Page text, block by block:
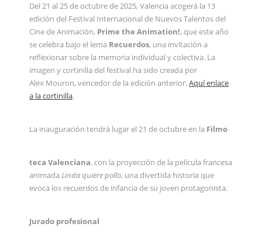
Del 21 al 25 de octubre de 2025, Valencia acogerá la 13
edición del Festival Internacional de Nuevos Talentos del
Cine de Animación, Prime the Animation!, que este año
se celebra bajo el lema Recuerdos, una invitación a
reflexionar sobre la memoria individual y colectiva. La
imagen y cortinilla del festival ha sido creada por
Alex Mouron, vencedor de la edición anterior.Aquí enlace
a la cortinilla.
La inauguración tendrá lugar el 21 de octubre en la Filmo
teca Valenciana, con la proyección de la película francesa
animada Linda quiere pollo, una divertida historia que
evoca los recuerdos de infancia de su joven protagonista.
Jurado profesional